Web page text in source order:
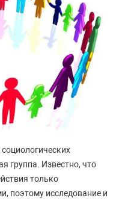
группа. Известно, что
только
поэтому исследование и